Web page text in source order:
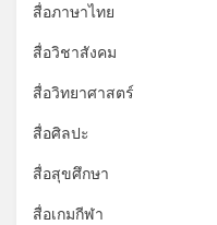
สื่อภาษาไทย
สื่อวิชาสังคม
สื่อวิทยาศาสตร์
สื่อศิลปะ
สื่อสุขศึกษา
สื่อเกมกีฬา